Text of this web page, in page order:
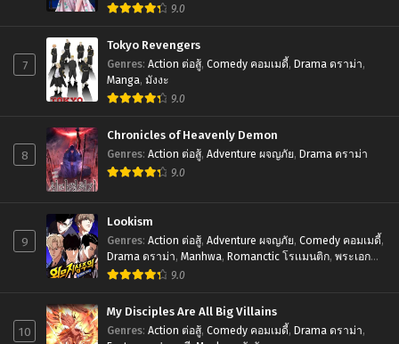
January 20, 2024
Chapter 91
January 20, 2024
Chapter 90
January 20, 2024
Chapter 89
Chapter 88
January 20, 2024
Chapter 87
January 20, 2024
9.0
7
Tokyo Revengers
Genres: Action ต่อสู้, Comedy คอมเมดี้, Drama ดราม่า,
Manga, มังงะ
9.0
8
Chronicles of Heavenly Demon
Genres: Action ต่อสู้, Adventure ผจญภัย, Drama ดราม่า
9.0
9
Lookism
Genres: Action ต่อสู้, Adventure ผจญภัย, Comedy คอมเมดี้,
Drama ดราม่า, Manhwa, Romanctic โรเเมนติก, พระเอก
เทพ,มังฮวา 9.0
10
My Disciples Are All Big Villains
Genres: Action ต่อสู้, Comedy คอมเมดี้, Drama ดราม่า,